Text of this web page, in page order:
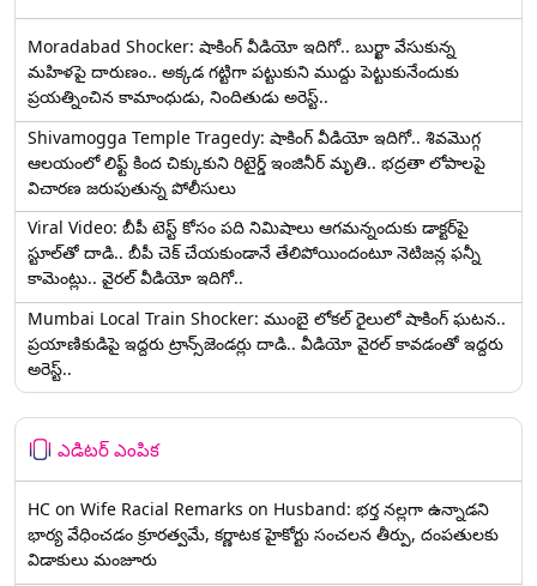
Moradabad Shocker: షాకింగ్ వీడియో ఇదిగో.. బుర్ఖా వేసుకున్న
మహిళపై దారుణం.. అక్కడ గట్టిగా పట్టుకుని ముద్దు పెట్టుకునేందుకు
ప్రయత్నించిన కామాంధుడు, నిందితుడు అరెస్ట్..
Shivamogga Temple Tragedy: షాకింగ్ వీడియో ఇదిగో.. శివమొగ్గ
ఆలయంలో లిఫ్ట్ కింద చిక్కుకుని రిటైర్డ్ ఇంజినీర్ మృతి.. భద్రతా లోపాలపై
విచారణ జరుపుతున్న పోలీసులు
Viral Video: బీపీ టెస్ట్‌ కోసం పది నిమిషాలు ఆగమన్నందుకు డాక్టర్‌పై
స్టూల్‌తో దాడి.. బీపీ చెక్ చేయకుండానే తేలిపోయిందంటూ నెటిజన్ల ఫన్నీ
కామెంట్లు.. వైరల్ వీడియో ఇదిగో..
Mumbai Local Train Shocker: ముంబై లోకల్ రైలులో షాకింగ్ ఘటన..
ప్రయాణికుడిపై ఇద్దరు ట్రాన్స్‌జెండర్లు దాడి.. వీడియో వైరల్ కావడంతో ఇద్దరు
అరెస్ట్..
ఎడిటర్ ఎంపిక
HC on Wife Racial Remarks on Husband: భర్త న‌ల్ల‌గా ఉన్నాడ‌ని
భార్య వేధించ‌డం క్రూర‌త్వ‌మే, కర్ణాటక హైకోర్టు సంచలన తీర్పు, దంపతులకు
విడాకులు మంజూరు